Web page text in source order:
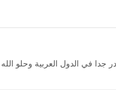
جدا في الدول العربية وحلو الله